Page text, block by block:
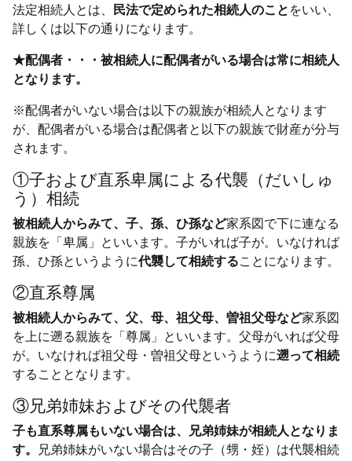
法定相続人とは、 民法で定められた相続人のこと をいい、
詳しくは以下の通りになります。
★配偶者・・・被相続人に配偶者がいる場合は常に相続人
となります。
※配偶者がいない場合は以下の親族が相続人となります
が、配偶者がいる場合は配偶者と以下の親族で財産が分与
されます。
①子および直系卑属による代襲（だいしゅ
う）相続
被相続人からみて、子、孫、ひ孫など家系図で下に連なる
親族を「卑属」といいます。子がいれば子が。いなければ
孫、ひ孫というように代襲して相続することになります。
②直系尊属
被相続人からみて、父、母、祖父母、曽祖父母など家系図
を上に遡る親族を「尊属」といいます。父母がいれば父母
が。いなければ祖父母・曽祖父母というように遡って相続
することとなります。
③兄弟姉妹およびその代襲者
子も直系尊属もいない場合は、兄弟姉妹が相続人となりま
す。
兄弟姉妹がいない場合はその子（甥・姪）は代襲相続